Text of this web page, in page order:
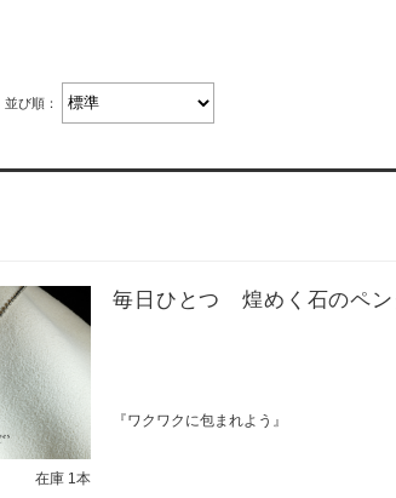
並び順：
在庫 1本
毎日ひとつ 煌めく石のペ
『ワクワクに包まれよう』